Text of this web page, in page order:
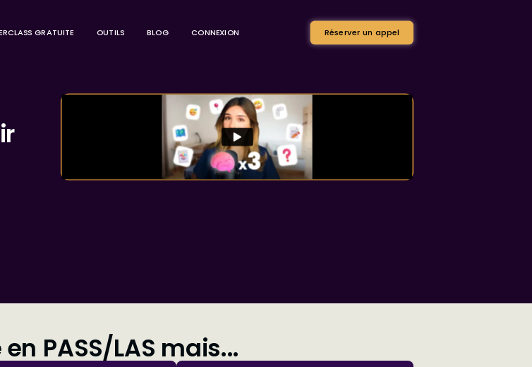
GRATUITE OUTILS BLOG CONNEXION Réserver un appel
PASS/LAS mais...